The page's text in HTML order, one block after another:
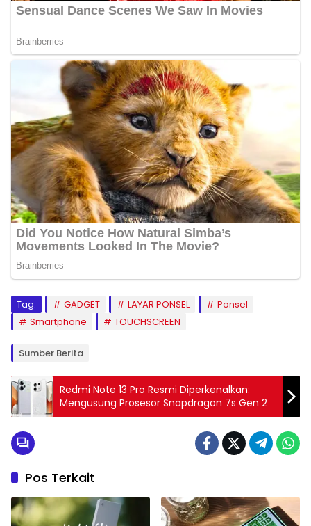
Tag: GADGET LAYAR PONSEL
Ponsel
Smartphone
TOUCHSCREEN
Sumber Berita
Redmi Note 13 Pro Resmi Diperkenalkan:
Mengusung Prosesor Snapdragon 7s Gen 2
Pos Terkait